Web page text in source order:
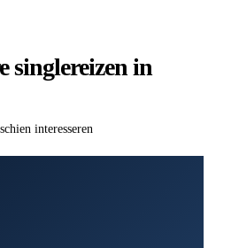
singlereizen in
interesseren